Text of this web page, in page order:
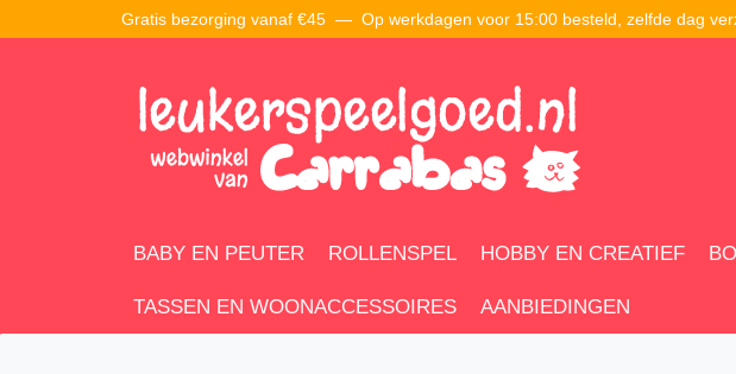
Gratis bezorging vanaf €45 — Op werkdagen voor 15:00 besteld, zelfde dag
BABY EN PEUTER ROLLENSPEL HOBBY EN CREATIEF
TASSEN EN WOONACCESSOIRES AANBIEDINGEN